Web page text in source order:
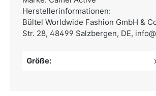
Herstellerinformationen:
Bültel Worldwide Fashion GmbH &
Str. 28, 48499 Salzbergen, DE,
Größe: